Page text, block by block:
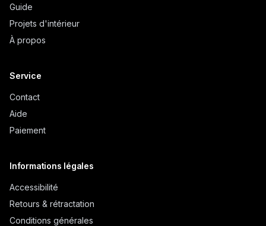
Guide
Projets d'intérieur
À propos
Service
Contact
Aide
Paiement
Informations légales
Accessibilité
Retours & rétractation
Conditions générales